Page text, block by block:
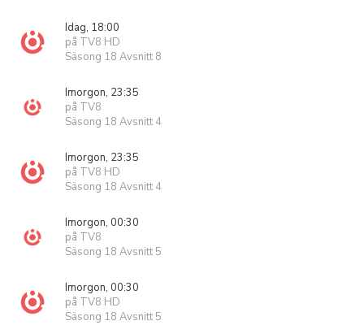
Idag, 18:00
på TV8 HD
Säsong 18 Avsnitt 8
Imorgon, 23:35
på TV8
Säsong 18 Avsnitt 4
Imorgon, 23:35
på TV8 HD
Säsong 18 Avsnitt 4
Imorgon, 00:30
på TV8
Säsong 18 Avsnitt 5
Imorgon, 00:30
på TV8 HD
Säsong 18 Avsnitt 5